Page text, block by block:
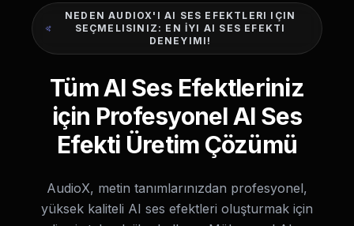
NEDEN AUDIOX'I AI SES EFEKTLERI IÇIN
SEÇMELISINIZ: EN İYI AI SES EFEKTI
DENEYIMI!
Tüm AI Ses Efektleriniz
için Profesyonel AI Ses
Efekti Üretim Çözümü
AudioX, metin tanımlarınızdan profesyonel,
yüksek kaliteli AI ses efektleri oluşturmak için